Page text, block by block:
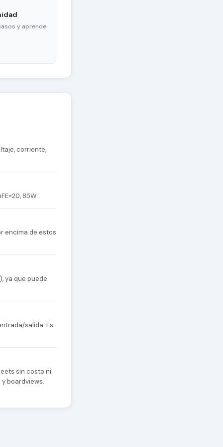
y aprende
corriente,
85W.
encima de estos
ya que puede
salida. Es
sin costo ni
boardviews.